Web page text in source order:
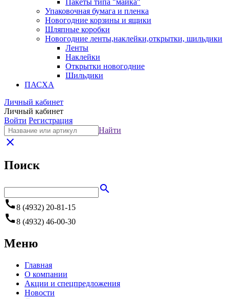
Пакеты типа "майка"
Упаковочная бумага и пленка
Новогодние корзины и ящики
Шляпные коробки
Новогодние ленты,наклейки,открытки, шильдики
Ленты
Наклейки
Открытки новогодние
Шильдики
ПАСХА
Личный кабинет
Личный кабинет
Войти Регистрация
Найти
close
Поиск
search
call8 (4932) 20-81-15
call8 (4932) 46-00-30
Меню
Главная
О компании
Акции и спецпредложения
Новости